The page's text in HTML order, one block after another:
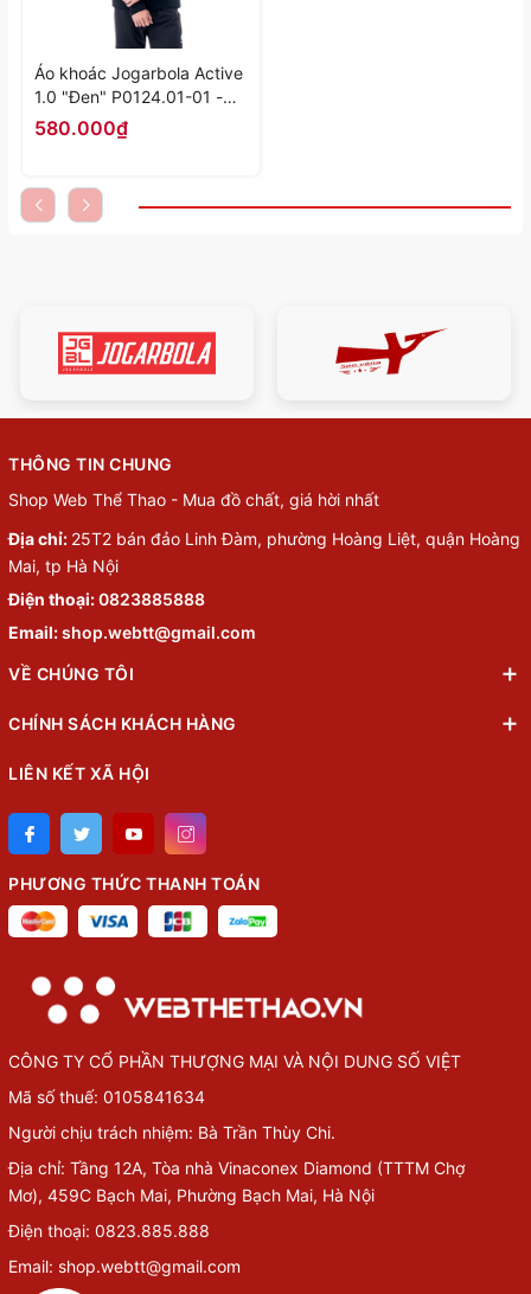
Áo khoác Jogarbola Active
1.0 "Đen" P0124.01-01 -
Hàng Chính Hãng
580.000₫
THÔNG TIN CHUNG
Shop Web Thể Thao - Mua đồ chất, giá hời nhất
Địa chỉ: 25T2 bán đảo Linh Đàm, phường Hoàng Liệt, quận Hoàng
Mai, tp Hà Nội
Điện thoại:0823885888
Email:shop.webtt@gmail.com
VỀ CHÚNG TÔI
CHÍNH SÁCH KHÁCH HÀNG
LIÊN KẾT XÃ HỘI
PHƯƠNG THỨC THANH TOÁN
CÔNG TY CỔ PHẦN THƯỢNG MẠI VÀ NỘI DUNG SỐ VIỆT
Mã số thuế: 0105841634
Người chịu trách nhiệm: Bà Trần Thùy Chi.
Địa chỉ: Tầng 12A, Tòa nhà Vinaconex Diamond (TTTM Chợ
Mơ), 459C Bạch Mai, Phường Bạch Mai, Hà Nội
Điện thoại: 0823.885.888
Email: shop.webtt@gmail.com